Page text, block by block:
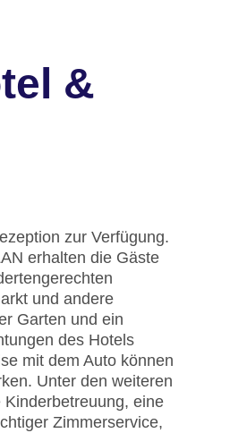
&
zur Verfügung.
erhalten die Gäste
und andere
Garten und ein
des Hotels
mit dem Auto können
Unter den weiteren
eine
Zimmerservice,